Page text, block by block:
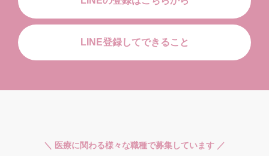
LINE登録してできること
＼ 医療に関わる様々な職種で募集しています ／